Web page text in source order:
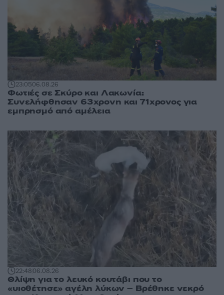
23:0506.08.26
Φωτιές σε Σκύρο και Λακωνία:
Συνελήφθησαν 63χρονη και 71χρονος για
εμπρησμό από αμέλεια
22:4806.08.26
Θλίψη για το λευκό κουτάβι που το
«υιοθέτησε» αγέλη λύκων – Βρέθηκε νεκρό